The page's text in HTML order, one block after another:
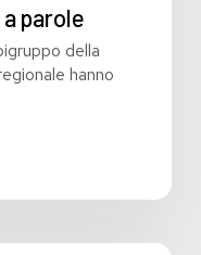
parole
della
hanno